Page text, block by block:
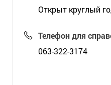
Открыт круглый
Телефон для
063-322-3174